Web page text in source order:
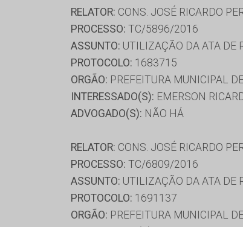
RELATOR: CONS. JOSÉ RICARDO
PROCESSO: TC/5896/2016
ASSUNTO: UTILIZAÇÃO DA ATA DE
PROTOCOLO: 1683715
ORGÃO: PREFEITURA MUNICIPAL
INTERESSADO(S): EMERSON
ADVOGADO(S): NÃO HÁ
RELATOR: CONS. JOSÉ RICARDO
PROCESSO: TC/6809/2016
ASSUNTO: UTILIZAÇÃO DA ATA DE
PROTOCOLO: 1691137
ORGÃO: PREFEITURA MUNICIPAL